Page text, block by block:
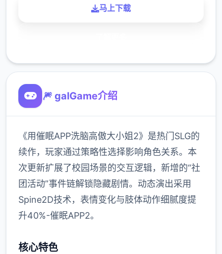
马上下载
🎆 galGame介绍
《用催眠APP洗脑高傲大小姐2》是热门SLG的
续作，玩家通过策略性选择影响角色关系。本
次更新扩展了校园场景的交互逻辑，新增的“社
团活动”事件链解锁隐藏剧情。动态演出采用
Spine2D技术，表情变化与肢体动作细腻度提
升40%-催眠APP2。
核心特色